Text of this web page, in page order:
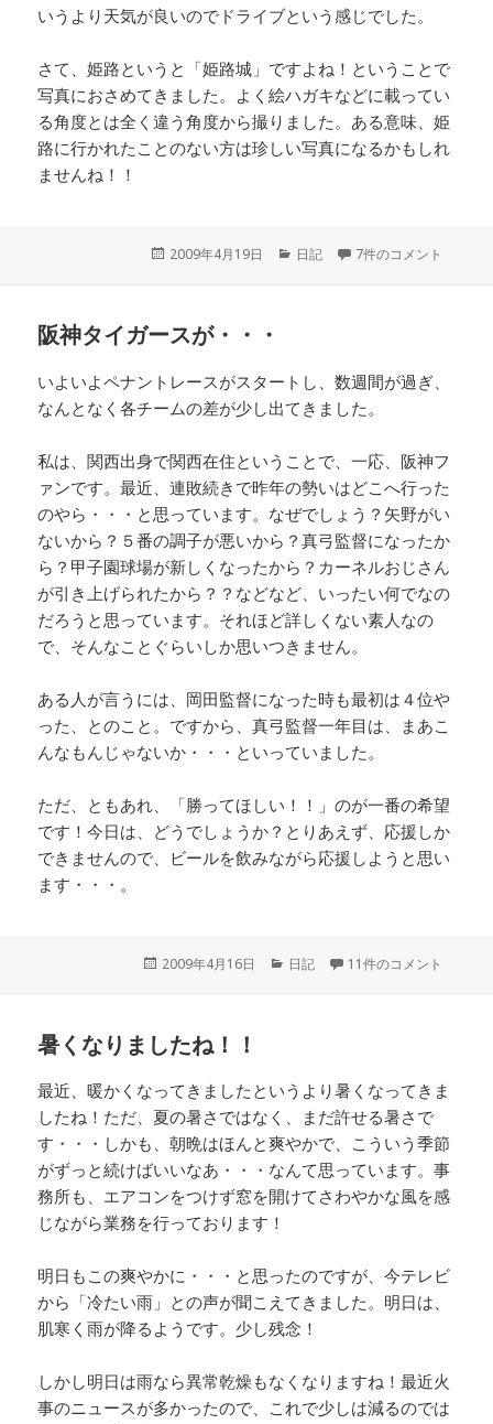
いうより天気が良いのでドライブという感じでした。
さて、姫路というと「姫路城」ですよね！ということで
写真におさめてきました。よく絵ハガキなどに載ってい
る角度とは全く違う角度から撮りました。ある意味、姫
路に行かれたことのない方は珍しい写真になるかもしれ
ませんね！！
投
2009年4月19日
カ
日記 7件のコメント
阪神タイガースが・・・
いよいよペナントレースがスタートし、数週間が過ぎ、
なんとなく各チームの差が少し出てきました。
私は、関西出身で関西在住ということで、一応、阪神フ
ァンです。最近、連敗続きで昨年の勢いはどこへ行った
のやら・・・と思っています。なぜでしょう？矢野がい
ないから？５番の調子が悪いから？真弓監督になったか
ら？甲子園球場が新しくなったから？カーネルおじさん
が引き上げられたから？？などなど、いったい何でなの
だろうと思っています。それほど詳しくない素人なの
で、そんなことぐらいしか思いつきません。
ある人が言うには、岡田監督になった時も最初は４位や
った、とのこと。ですから、真弓監督一年目は、まあこ
んなもんじゃないか・・・といっていました。
ただ、ともあれ、「勝ってほしい！！」のが一番の希望
です！今日は、どうでしょうか？とりあえず、応援しか
できませんので、ビールを飲みながら応援しようと思い
ます・・・。
投
2009年4月16日
カ
日記 11件のコメント
暑くなりましたね！！
最近、暖かくなってきましたというより暑くなってきま
したね！ただ、夏の暑さではなく、まだ許せる暑さで
す・・・しかも、朝晩はほんと爽やかで、こういう季節
がずっと続けばいいなあ・・・なんて思っています。事
務所も、エアコンをつけず窓を開けてさわやかな風を感
じながら業務を行っております！
明日もこの爽やかに・・・と思ったのですが、今テレビ
から「冷たい雨」との声が聞こえてきました。明日は、
肌寒く雨が降るようです。少し残念！
しかし明日は雨なら異常乾燥もなくなりますね！最近火
事のニュースが多かったので、これで少しは減るのでは